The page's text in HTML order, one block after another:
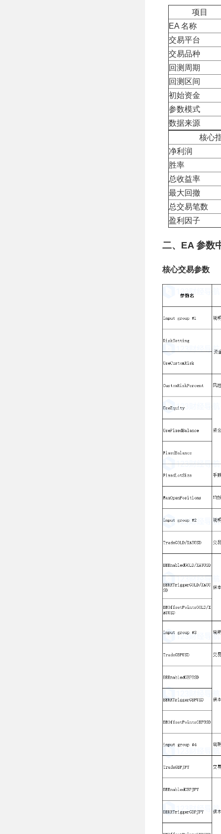
项目
EA 名称
交易平台
交易品种
回测周期
回测区间
初始资金
参数模式
数据来源
核心
净利润
胜率
总收益率
最大回撤
总交易笔数
盈利因子
二、EA 参数
核心交易参数